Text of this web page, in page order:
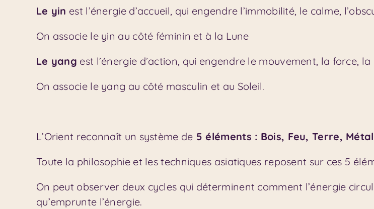
Le yin est l’énergie d’accueil, qui engendre l’immobilité, le calme,
On associe le yin au côté féminin et à la Lune
Le yang est l’énergie d’action, qui engendre le mouvement, la force,
On associe le yang au côté masculin et au Soleil.
L’Orient reconnaît un système de 5 éléments : Bois, Feu, Terre,
Toute la philosophie et les techniques asiatiques reposent sur ces 5
On peut observer deux cycles qui déterminent comment l’énergie
qu’emprunte l’énergie.